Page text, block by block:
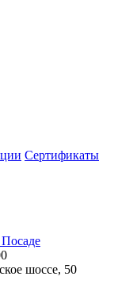
Сертификаты
шоссе, 50